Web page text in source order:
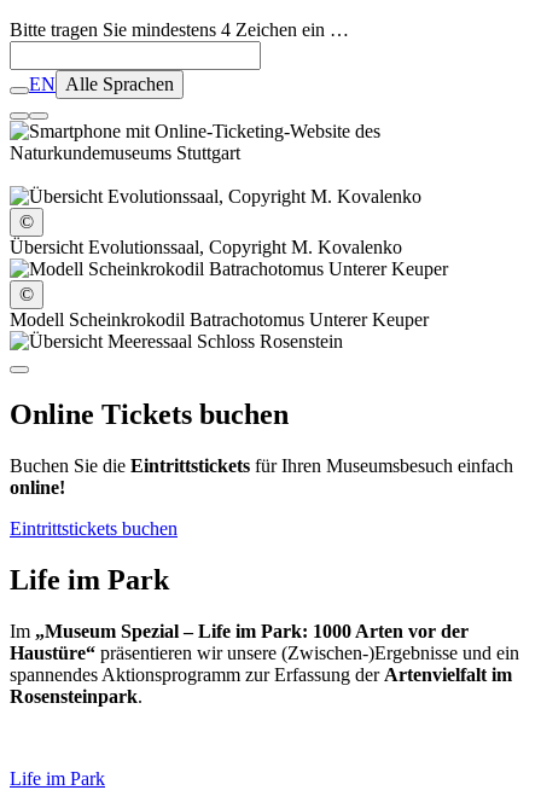
Bitte tragen Sie mindestens 4 Zeichen ein …
EN Alle Sprachen
©
Übersicht Evolutionssaal, Copyright M. Kovalenko
©
Modell Scheinkrokodil Batrachotomus Unterer Keuper
Online Tickets buchen
Buchen Sie die Eintrittstickets für Ihren Museumsbesuch einfach
online!
Eintrittstickets buchen
Life im Park
Im „Museum Spezial – Life im Park: 1000 Arten vor der
Haustüre“ präsentieren wir unsere (Zwischen-)Ergebnisse und ein
spannendes Aktionsprogramm zur Erfassung der Artenvielfalt im
Rosensteinpark.
Life im Park